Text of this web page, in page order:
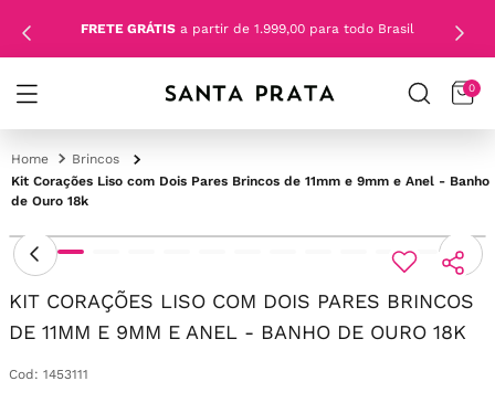
FRETE GRÁTIS a partir de 1.999,00 para todo Brasil
0
Brincos
Kit Corações Liso com Dois Pares Brincos de 11mm e 9mm e Anel - Banho
de Ouro 18k
KIT CORAÇÕES LISO COM DOIS PARES BRINCOS
DE 11MM E 9MM E ANEL - BANHO DE OURO 18K
Cod : 1453111